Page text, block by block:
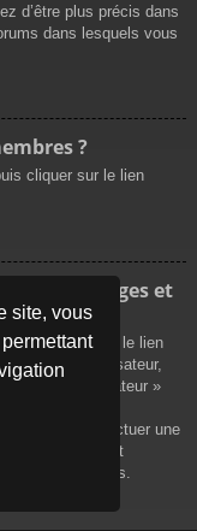
site, vous
d’être plus précis dans
dans lesquels vous
?
cliquer sur le lien
messages et
en cliquant sur le lien
de l’utilisateur,
de l’utilisateur »
sur le menu
Pour effectuer une
avancée et
sont disponibles.